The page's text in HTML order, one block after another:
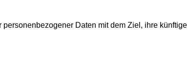
Daten mit dem Ziel, ihre künftige